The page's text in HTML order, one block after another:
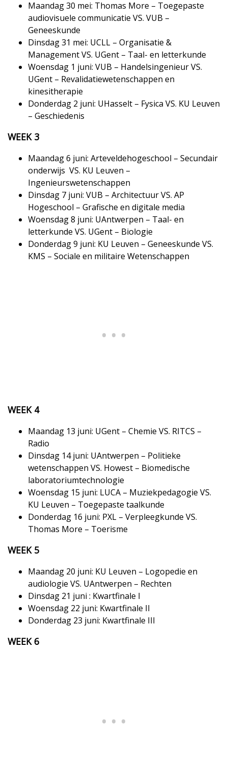
Maandag 30 mei: Thomas More – Toegepaste
audiovisuele communicatie VS. VUB –
Geneeskunde
Dinsdag 31 mei: UCLL – Organisatie &
Management VS. UGent – Taal- en letterkunde
Woensdag 1 juni: VUB – Handelsingenieur VS.
UGent – Revalidatiewetenschappen en
kinesitherapie
Donderdag 2 juni: UHasselt – ​Fysica VS. KU Leuven
– Geschiedenis
WEEK 3
Maandag 6 juni: Arteveldehogeschool – Secundair
onderwijs ​ VS. KU Leuven –
Ingenieurswetenschappen
Dinsdag 7 juni: VUB – Architectuur VS. AP
Hogeschool – Grafische en digitale media
Woensdag 8 juni: UAntwerpen – Taal- en
letterkunde VS. UGent – Biologie
Donderdag 9 juni: KU Leuven – Geneeskunde VS.
KMS – Sociale en militaire Wetenschappen
WEEK 4
Maandag 13 juni: UGent – Chemie VS. RITCS –
Radio
Dinsdag 14 juni: UAntwerpen – Politieke
wetenschappen VS. Howest – Biomedische
laboratoriumtechnologie
Woensdag 15 juni: LUCA – Muziekpedagogie VS.
KU Leuven – Toegepaste taalkunde
Donderdag 16 juni: PXL – Verpleegkunde VS.
Thomas More – Toerisme
WEEK 5
Maandag 20 juni: KU Leuven – Logopedie en
audiologie VS. UAntwerpen – Rechten
Dinsdag 21 juni : Kwartfinale I
Woensdag 22 juni: Kwartfinale II
Donderdag 23 juni: Kwartfinale III
WEEK 6